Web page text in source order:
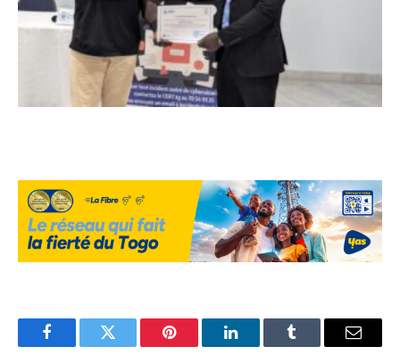
FacebookTwitter Pinterest LinkedInTumblr Email